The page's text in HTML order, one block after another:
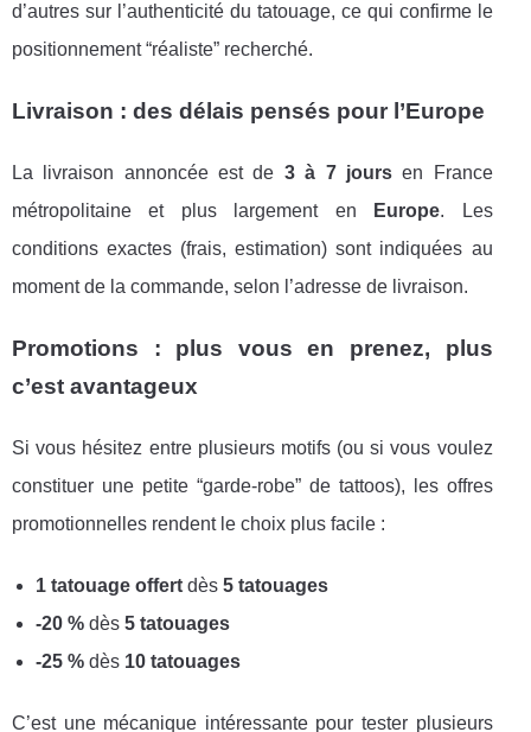
d’autres sur l’authenticité du tatouage, ce qui confirme le
positionnement “réaliste” recherché.
Livraison : des délais pensés pour l’Europe
La livraison annoncée est de 3 à 7 joursen France
métropolitaine et plus largement en
Europe. Les
conditions exactes (frais, estimation) sont indiquées au
moment de la commande, selon l’adresse de livraison.
Promotions : plus vous en prenez, plus
c’est avantageux
Si vous hésitez entre plusieurs motifs (ou si vous voulez
constituer une petite “garde-robe” de tattoos), les offres
promotionnelles rendent le choix plus facile :
1 tatouage offert dès 5 tatouages
-20 % dès 5 tatouages
-25 % dès 10 tatouages
C’est une mécanique intéressante pour tester plusieurs